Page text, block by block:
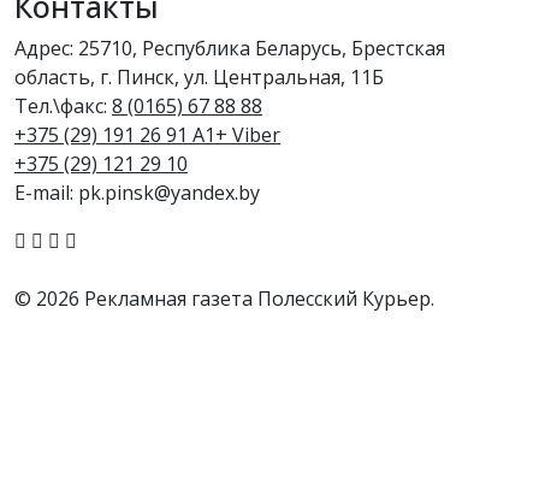
Адрес: 25710, Республика Беларусь, Брестская
область, г. Пинск, ул. Центральная, 11Б
Тел.\факс: 8 (0165) 67 88 88
+375 (29) 191 26 91 A1+ Viber
+375 (29) 121 29 10
E-mail: pk.pinsk@yandex.by
© 2026 Рекламная газета Полесский Курьер.